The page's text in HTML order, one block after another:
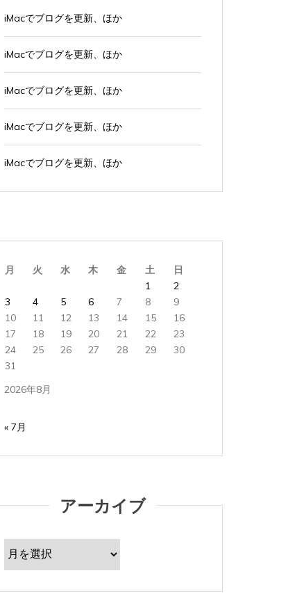
タ Amazon Apple製品 Mac MacBook Air
iMacでブログを更新、ほか
iMacでブログを更新、ほか
iMacでブログを更新、ほか
iMacでブログを更新、ほか
iMacでブログを更新、ほか
2026年8月
月 火 水 木 金 土
日
1
2
3
4 5 6 7 8
9
10
11 12 13 14 15
16
17
18 19 20 21 22
23
24
25 26 27 28 29
30
31
« 7月
アーカイブ
ー
カ
イ